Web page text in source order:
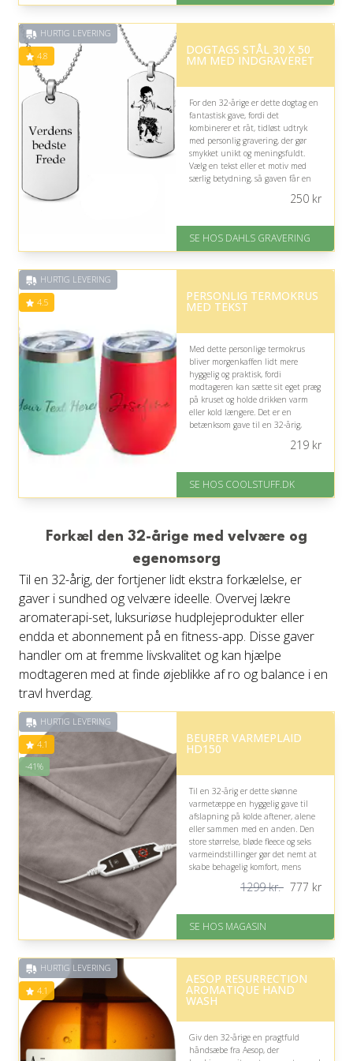
Fremragende Trustpilot rating
HURTIG LEVERING
4.8 DOGTAGS STÅL 30 X 50
MM MED INDGRAVERET
For den 32-årige er dette dogtag en
fantastisk gave, fordi det
kombinerer et råt, tidløst udtryk
med personlig gravering, der gør
smykket unikt og meningsfuldt.
Vælg en tekst eller et motiv med
særlig betydning, så gaven får en
Fremragende Trustpilot rating
250kr
SE HOS DAHLS GRAVERING
HURTIG LEVERING
4.5 PERSONLIG TERMOKRUS
MED TEKST
Med dette personlige termokrus
bliver morgenkaffen lidt mere
hyggelig og praktisk, fordi
modtageren kan sætte sit eget præg
på kruset og holde drikken varm
eller kold længere. Det er en
betænksom gave til en 32-årig,
På lager
Levering: Standard leveringstid
på 4.5 ud af 5
219kr
SE HOS COOLSTUFF.DK
Forkæl den 32-årige med velvære og
egenomsorg
Til en 32-årig, der fortjener lidt ekstra forkælelse, er
gaver i sundhed og velvære ideelle. Overvej lækre
aromaterapi-set, luksuriøse hudplejeprodukter eller
endda et abonnement på en fitness-app. Disse gaver
handler om at fremme livskvalitet og kan hjælpe
modtageren med at finde øjeblikke af ro og balance i en
travl hverdag.
HURTIG LEVERING
4.1
-41%
BEURER VARMEPLAID
HD150
Til en 32-årig er dette skønne
varmetæppe en hyggelig gave til
afslapning på kolde aftener, alene
eller sammen med en anden. Den
store størrelse, bløde fleece og seks
varmeindstillinger gør det nemt at
skabe behagelig komfort, mens
På lager
Levering: 1-3 dage
af 5
kr.)
1299 kr. 777 kr
SE HOS MAGASIN
HURTIG LEVERING
4.1
AESOP RESURRECTION
AROMATIQUE HAND
WASH
Giv den 32-årige en pragtfuld
håndsæbe fra Aesop, der